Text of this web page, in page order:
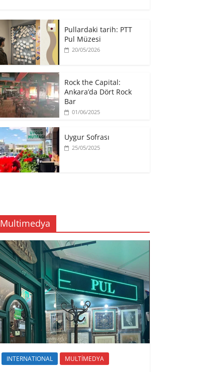
Pullardaki tarih: PTT
Pul Müzesi
20/05/2026
Rock the Capital:
Ankara’da Dört Rock
Bar
01/06/2025
Uygur Sofrası
25/05/2025
Multimedya
INTERNATIONAL MULTİMEDYA